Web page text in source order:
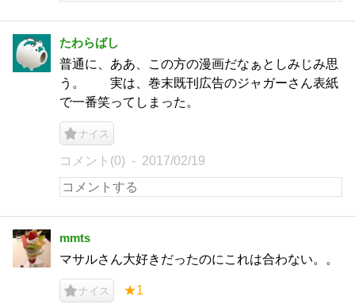
たわらばし
普通に、ああ、この方の漫画だなぁとしみじみ思
う。 実は、巻末既刊広告のジャガーさん表紙
で一番笑ってしまった。
ナイス
コメント(0) 2017/02/19
mmts
マサルさん大好きだったのにこれは合わない。。
ナイス ★1